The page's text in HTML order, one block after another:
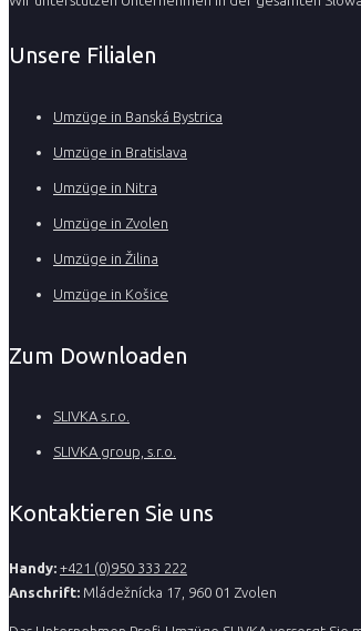
Unsere Filialen
Umzüge in Banská Bystrica
Umzüge in Bratislava
Umzüge in Nitra
Umzüge in Zvolen
Umzüge in Žilina
Umzüge in Košice
Zum Downloaden
SLIVKA s.r.o.
SLIVKA group, s.r.o.
Kontaktieren Sie uns
Handy: +421 (0)950 333 222
Anschrift: Mládežnícka 17, 960 01 Zvolen